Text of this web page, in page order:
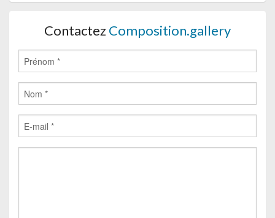
Contactez Composition.gallery